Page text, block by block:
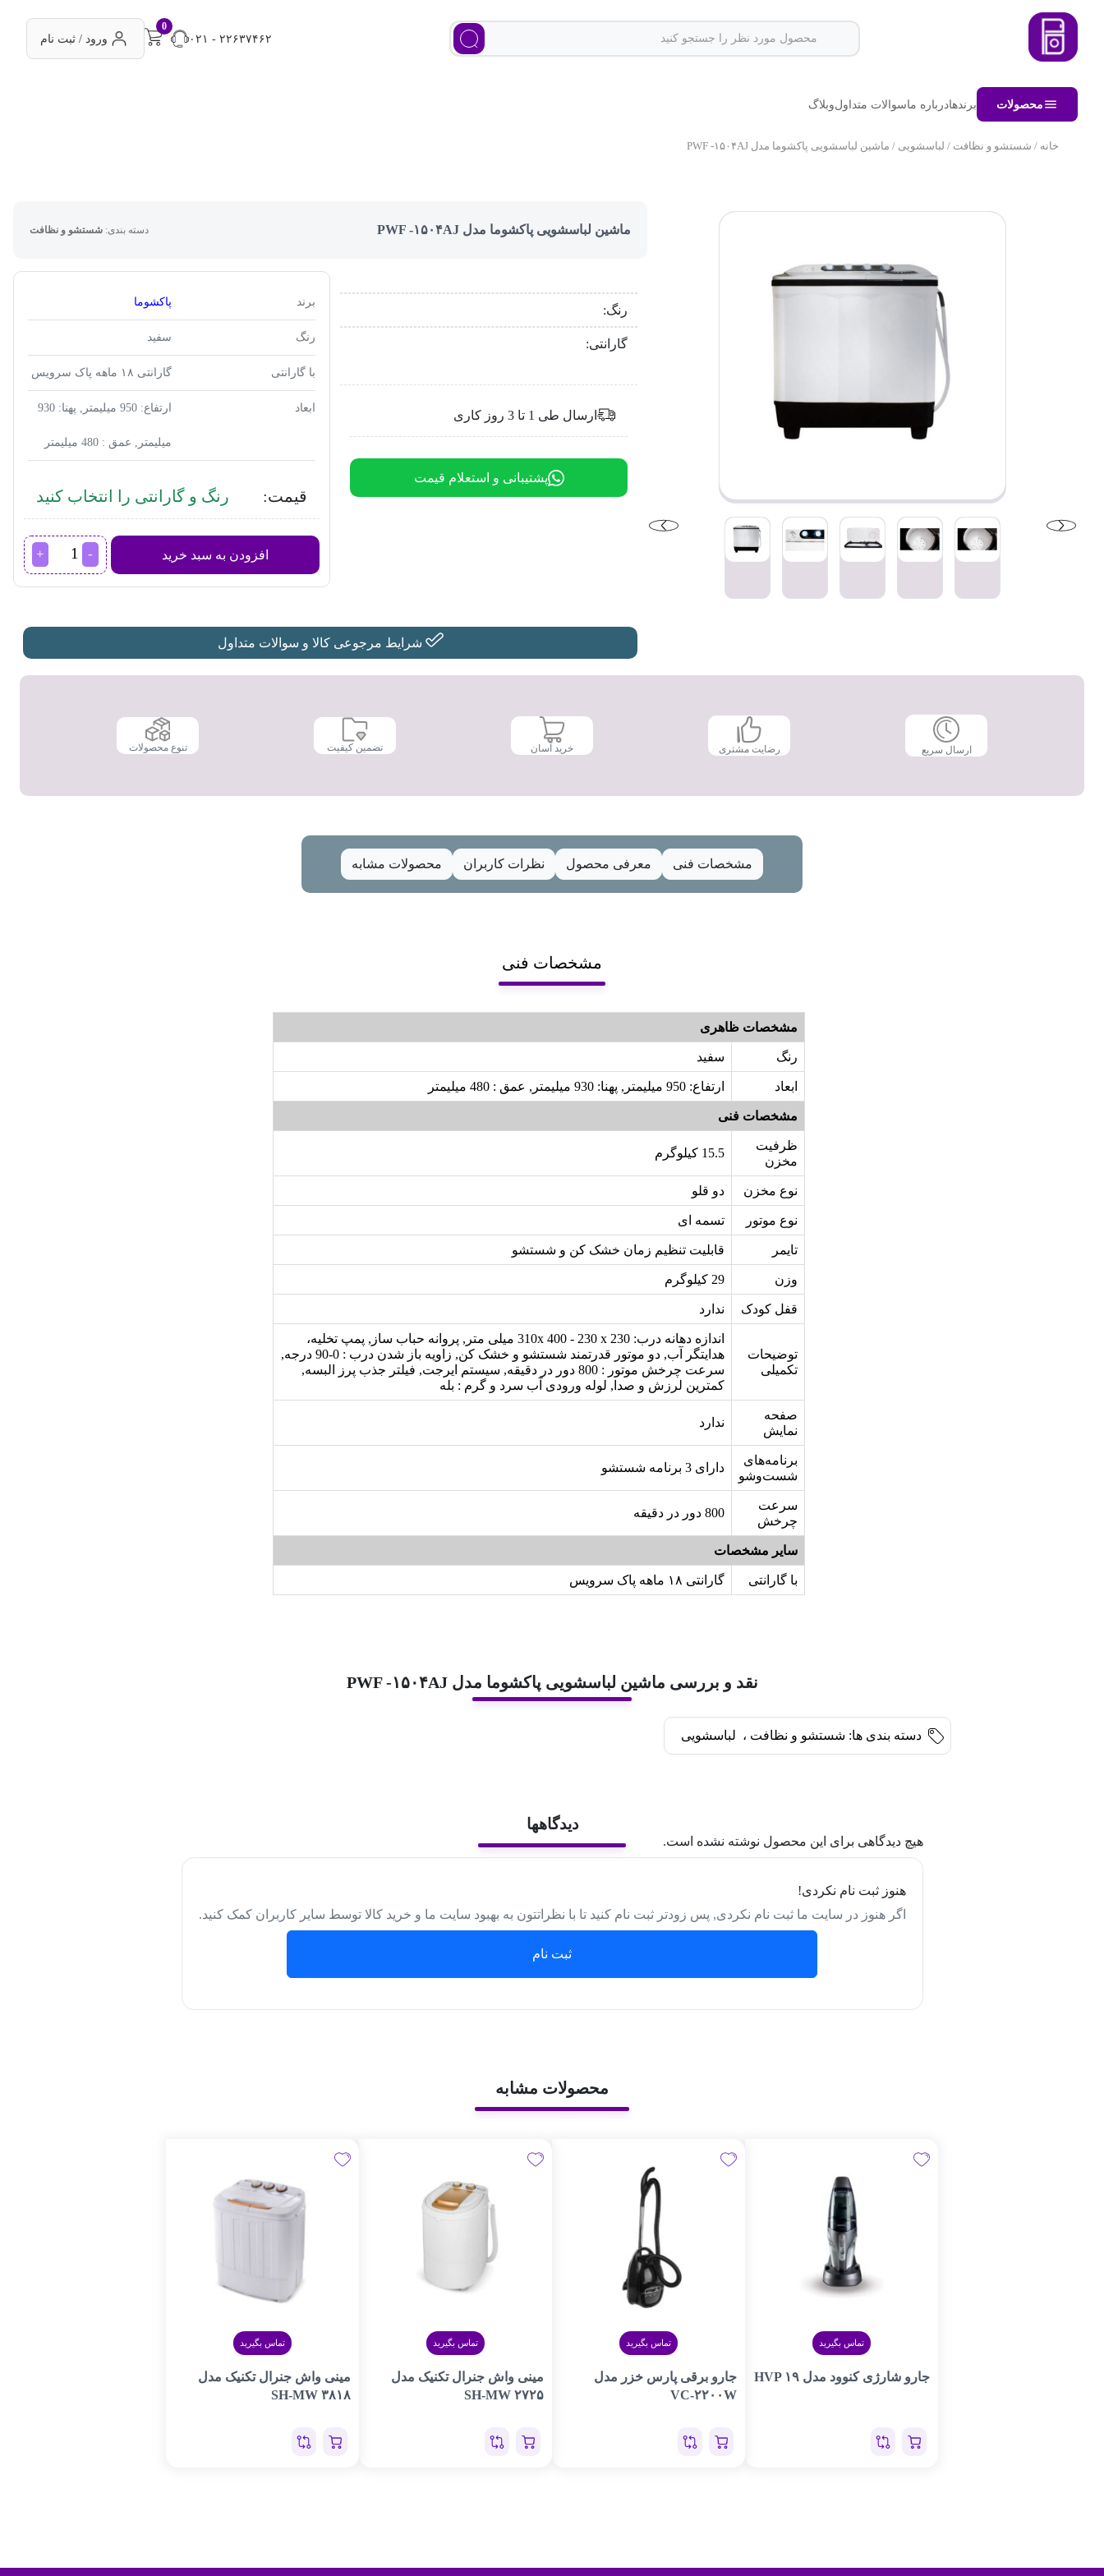
۰۲۱ - ۲۲۶۳۷۴۶۲
0
ورود / ثبت نام
محصولات برندهادرباره ماسوالات متداولوبلاگ
خانه / شستشو و نظافت / لباسشویی / ماشین لباسشویی پاکشوما مدل PWF -۱۵۰۴AJ
ماشین لباسشویی پاکشوما مدل PWF -۱۵۰۴AJ دسته بندی: شستشو و نظافت
رنگ:
گارانتی:
ارسال طی 1 تا 3 روز کاری
پشتیبانی و استعلام قیمت
برند پاکشوما
رنگ سفید
با گارانتی گارانتی ۱۸ ماهه پاک سرویس
ابعاد ارتفاع: 950 میلیمتر, پهنا: 930
میلیمتر, عمق : 480 میلیمتر
قیمت: رنگ و گارانتی را انتخاب کنید
افزودن به سبد خرید
ماشین
لباسشویی
-1504AJ
شرایط مرجوعی کالا و سوالات متداول
ارسال سریع رضایت مشتری خرید آسان تضمین کیفیت تنوع محصولات
مشخصات فنی معرفی محصول نظرات کاربران محصولات مشابه
مشخصات فنی
مشخصات ظاهری
رنگ سفید
ابعاد ارتفاع: 950 میلیمتر, پهنا: 930 میلیمتر, عمق : 480 میلیمتر
مشخصات فنی
ظرفیت
مخزن
15.5 کیلوگرم
نوع مخزن دو قلو
نوع موتور تسمه ای
تایمر قابلیت تنظیم زمان خشک کن و شستشو
وزن 29 کیلوگرم
قفل کودک ندارد
توضیحات
تکمیلی
اندازه دهانه درب: 310x 400 - 230 x 230 میلی متر, پروانه حباب ساز, پمپ تخلیه،
هدایتگر آب, دو موتور قدرتمند شستشو و خشک کن, زاویه باز شدن درب : 0-90 درجه,
سرعت چرخش موتور : 800 دور در دقیقه, سیستم ایرجت, فیلتر جذب پرز البسه,
کمترین لرزش و صدا, لوله ورودی آب سرد و گرم : بله
صفحه
نمایش
ندارد
برنامه‌های
شست‌وشو
دارای 3 برنامه شستشو
سرعت
چرخش
800 دور در دقیقه
سایر مشخصات
با گارانتی گارانتی ۱۸ ماهه پاک سرویس
نقد و بررسی ماشین لباسشویی پاکشوما مدل PWF -۱۵۰۴AJ
دسته بندی ها: شستشو و نظافت ، لباسشویی
دیدگاهها
هیچ دیدگاهی برای این محصول نوشته نشده است.
هنوز ثبت نام نکردی!
اگر هنوز در سایت ما ثبت نام نکردی, پس زودتر ثبت نام کنید تا با نظراتتون به بهبود سایت ما و خرید کالا توسط سایر کاربران کمک کنید.
ثبت نام
محصولات مشابه
تماس بگیرید
جارو شارژی کنوود مدل HVP ۱۹
تماس بگیرید
جارو برقی پارس خزر مدل
VC-۲۲۰۰W
تماس بگیرید
مینی واش جنرال تکنیک مدل
SH-MW ۲۷۲۵
تماس بگیرید
مینی واش جنرال تکنیک مدل
SH-MW ۳۸۱۸